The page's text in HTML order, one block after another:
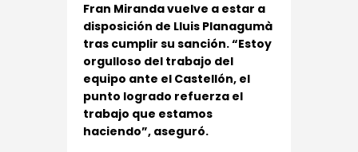
Fran Miranda vuelve a estar a
disposición de Lluis Planagumà
tras cumplir su sanción. “Estoy
orgulloso del trabajo del
equipo ante el Castellón, el
punto logrado refuerza el
trabajo que estamos
haciendo”, aseguró.